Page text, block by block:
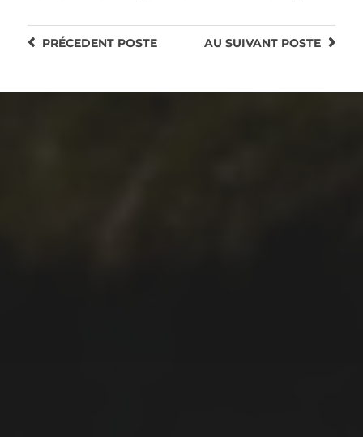
AU SUIVANT POSTE
PRÉCEDENTPOSTE